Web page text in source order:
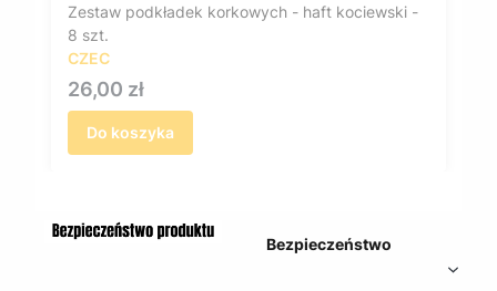
Zestaw podkładek korkowych - haft kociewski -
8 szt.
CZEC
Cena
26,00 zł
Do koszyka
Bezpieczeństwo